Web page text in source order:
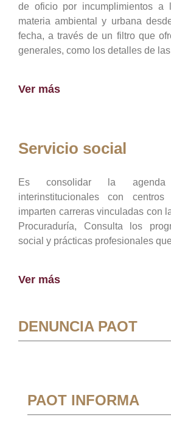
de oficio por incumplimientos a
materia ambiental y urbana
fecha, a través de un filtro que
generales, como los detalles de
Ver más
Servicio social
Es consolidar la
interinstitucionales con
imparten carreras vinculadas con
Procuraduría, Consulta los
social y prácticas profesionales
Ver más
DENUNCIA PAOT
PAOT INFORMA